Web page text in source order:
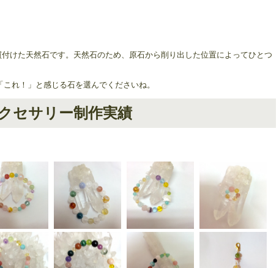
けた天然石です。天然石のため、原石から削り出した位置によってひとつ
れ！」と感じる石を選んでくださいね。
セサリー制作実績